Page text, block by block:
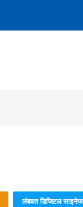
लंबवत डिजिटल साइनेज